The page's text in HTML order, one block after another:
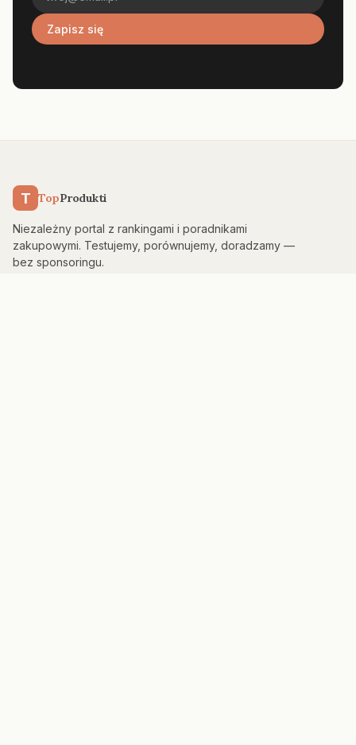
Zapisz się
T TopProdukti
Niezależny portal z rankingami i poradnikami
zakupowymi. Testujemy, porównujemy, doradzamy —
bez sponsoringu.